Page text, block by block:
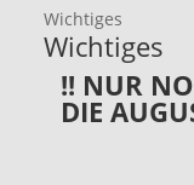
Wichtiges
Wichtiges
!! NUR
DIE